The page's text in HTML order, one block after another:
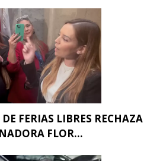
FERIAS LIBRES RECHAZA
FLOR...